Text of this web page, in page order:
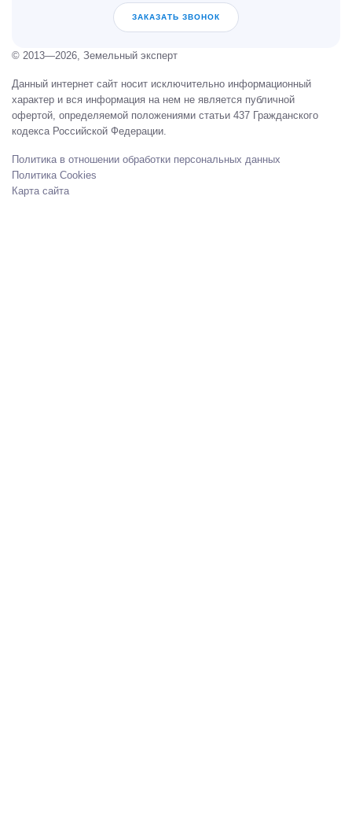
© 2013—2026, Земельный эксперт
Данный интернет сайт носит исключительно информационный
характер и вся информация на нем не является публичной
офертой, определяемой положениями статьи 437 Гражданского
кодекса Российской Федерации.
Политика в отношении обработки персональных данных
Политика Cookies
Карта сайта
ЗАКАЗАТЬ ЗВОНОК